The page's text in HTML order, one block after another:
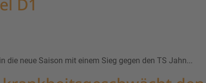
neue Saison mit einem Sieg gegen den TS Jahn...